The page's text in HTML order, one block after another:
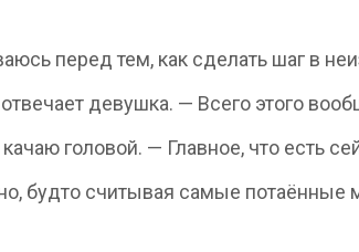
перед тем, как сделать шаг в
девушка. — Всего этого
головой. — Главное, что есть
будто считывая самые потаённые